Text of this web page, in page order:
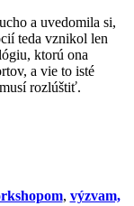
a uvedomila si,
teda vznikol len
ktorú ona
a vie to isté
rozlúštiť.
, výzvam,